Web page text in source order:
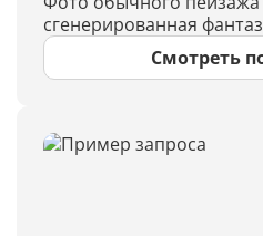
сгенерированная
Смотреть